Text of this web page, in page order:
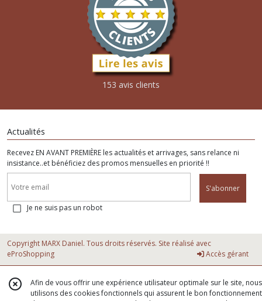
153 avis clients
Actualités
Recevez EN AVANT PREMIÈRE les actualités et arrivages, sans relance ni
insistance..et bénéficiez des promos mensuelles en priorité !!
S'abonner
Je ne suis pas un robot
Copyright MARX Daniel. Tous droits réservés. Site réalisé avec
eProShopping
Accès gérant
Afin de vous offrir une expérience utilisateur optimale sur le site, nous
utilisons des cookies fonctionnels qui assurent le bon fonctionnement